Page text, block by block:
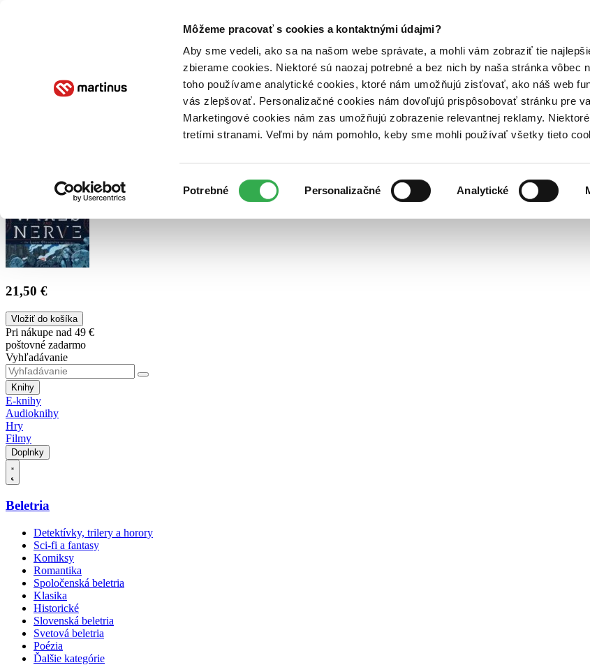
Môžeme pracovať s cookies a kontaktnými údajmi?
Aby sme vedeli, ako sa na našom webe správate, a mohli vám zobraziť tie
zbierame cookies. Niektoré sú naozaj potrebné a bez nich by naša stránka vôbec
toho používame analytické cookies, ktoré nám umožňujú zisťovať, ako náš web
vás zlepšovať. Personalizačné cookies nám dovoľujú prispôsobovať stránku pre
Marketingové cookies nám zas umožňujú zobrazenie relevantnej reklamy.
tretími stranami. Veľmi by nám pomohlo, keby sme mohli používať všetky tieto
súhlasu
Potrebné Personalizačné Analytické
Poukážky Kontakt
21,50 €
Vložiť do košíka
Pri nákupe nad 49 €
poštovné zadarmo
Vyhľadávanie
Knihy
E-knihy
Audioknihy
Hry
Filmy
Doplnky
Beletria
Detektívky, trilery a horory
Sci-fi a fantasy
Komiksy
Romantika
Spoločenská beletria
Klasika
Historické
Slovenská beletria
Svetová beletria
Poézia
Ďalšie kategórie